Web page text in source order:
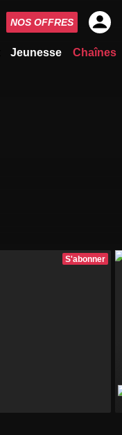
Jeunesse Chaînes
NOS OFFRES
S'abonner